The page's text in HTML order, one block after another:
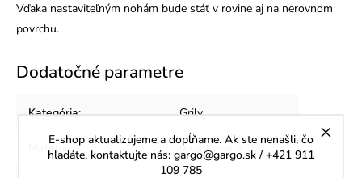
E-shop aktualizujeme a dopĺňame. Ak ste nenašli, čo
hľadáte, kontaktujte nás: gargo@gargo.sk / +421 911
109 785
Vďaka nastaviteľným nohám bude stáť v rovine aj na nerovnom
povrchu.
Dodatočné parametre
Kategória: Grily
Materiál: pozinkovaná oceľ